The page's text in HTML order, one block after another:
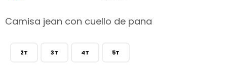
Camisa jean con cuello de pana
2T 3T 4T 5T